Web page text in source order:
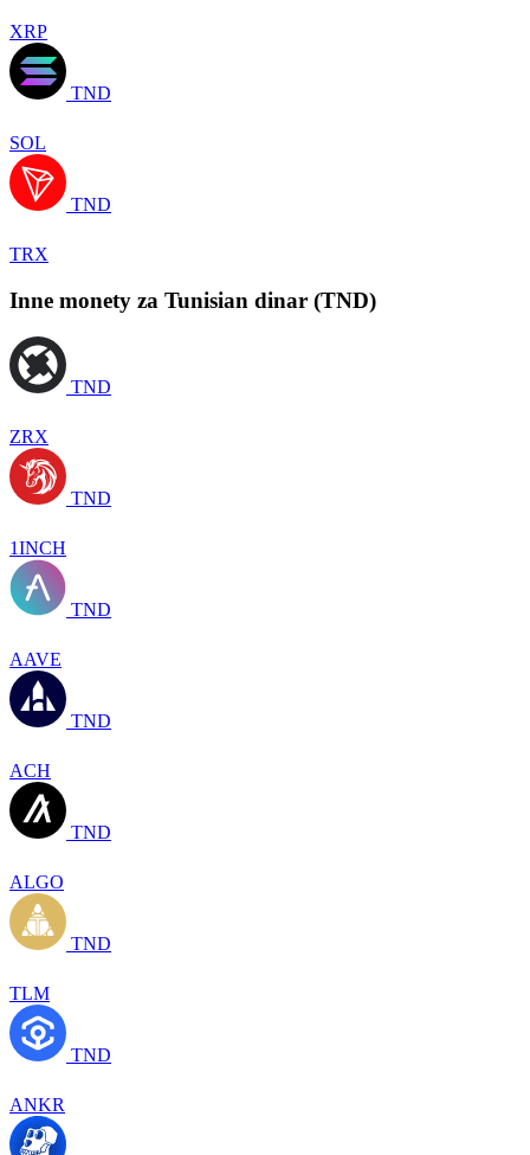
XRP
TND
SOL
TND
TRX
Inne monety za Tunisian dinar (TND)
TND
ZRX
TND
1INCH
TND
AAVE
TND
ACH
TND
ALGO
TND
TLM
TND
ANKR